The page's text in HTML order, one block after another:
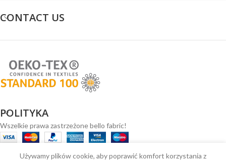
CONTACT US
POLITYKA
Wszelkie prawa zastrzeżone bello fabric!
Używamy plików cookie, aby poprawić komfort korzystania z